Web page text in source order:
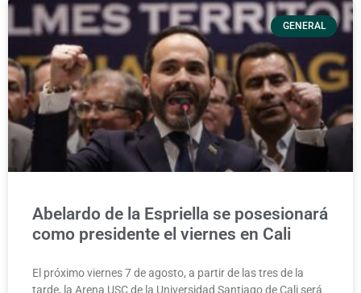
GENERAL
Abelardo de la Espriella se posesionará
como presidente el viernes en Cali
El próximo viernes 7 de agosto, a partir de las tres de la
tarde, la Arena USC de la Universidad Santiago de Cali será